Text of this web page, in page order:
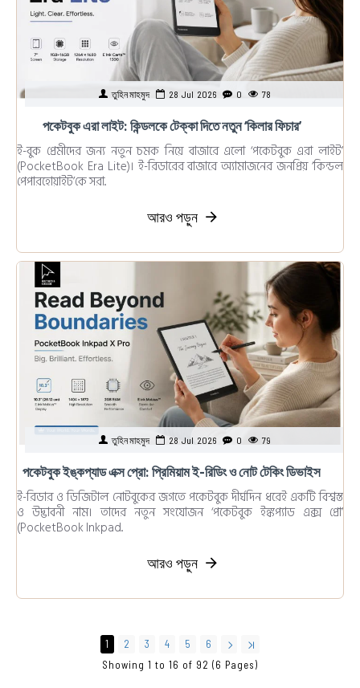
তুহিন মাহমুদ 28 Jul 2026 0 78
পকেটবুক এরা লাইট: কিন্ডলকে টেক্কা দিতে নতুন ‘কিলার ফিচার’
ই-বুক প্রেমীদের জন্য নতুন চমক নিয়ে বাজারে এলো ‘পকেটবুক এরা লাইট’
(PocketBook Era Lite)। ই-রিডারের বাজারে অ্যামাজনের জনপ্রিয় ‘কিন্ডল
পেপারহোয়াইট’কে সরা..
আরও পড়ুন
তুহিন মাহমুদ 28 Jul 2026 0 79
পকেটবুক ইঙ্কপ্যাড এক্স প্রো: প্রিমিয়াম ই-রিডিং ও নোট টেকিং ডিভাইস
ই-রিডার ও ডিজিটাল নোটবুকের জগতে পকেটবুক দীর্ঘদিন ধরেই একটি বিশ্বস্ত
ও উদ্ভাবনী নাম। তাদের নতুন সংযোজন ‘পকেটবুক ইঙ্কপ্যাড এক্স প্রো’
(PocketBook Inkpad..
আরও পড়ুন
1 2 3 4 5
6
Showing 1 to 16 of 92 (6 Pages)